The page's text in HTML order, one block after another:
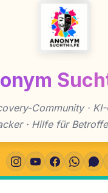
Community · KI-
· Hilfe für